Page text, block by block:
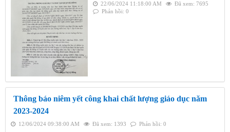
22/06/2024 11:18:00 AM
Đã xem: 7695
Phản hồi: 0
Thông báo niêm yết công khai chất lượng giáo dục năm
2023-2024
12/06/2024 09:38:00 AM Đã xem: 1393 Phản hồi: 0